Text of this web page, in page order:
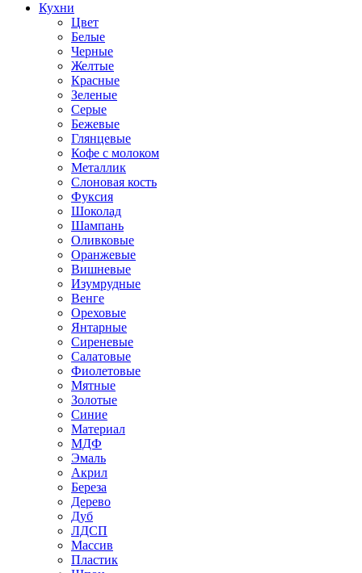
Кухни
Цвет
Белые
Черные
Желтые
Красные
Зеленые
Серые
Бежевые
Глянцевые
Кофе с молоком
Металлик
Слоновая кость
Фуксия
Шоколад
Шампань
Оливковые
Оранжевые
Вишневые
Изумрудные
Венге
Ореховые
Янтарные
Сиреневые
Салатовые
Фиолетовые
Мятные
Золотые
Синие
Материал
МДФ
Эмаль
Акрил
Береза
Дерево
Дуб
ЛДСП
Массив
Пластик